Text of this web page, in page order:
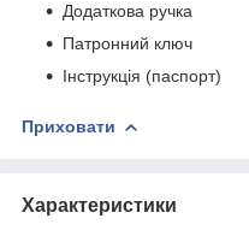
Додаткова ручка
Патронний ключ
Інструкція (паспорт)
Приховати
Характеристики